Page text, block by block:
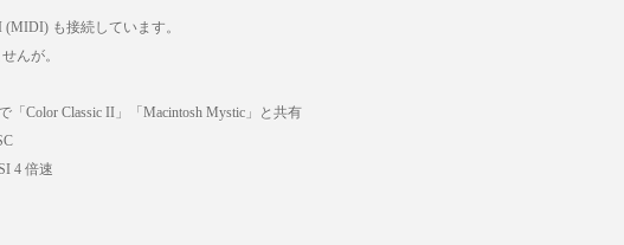
(MIDI) も接続しています。
んが。
「Color Classic II」「Macintosh Mystic」と共有
4 倍速